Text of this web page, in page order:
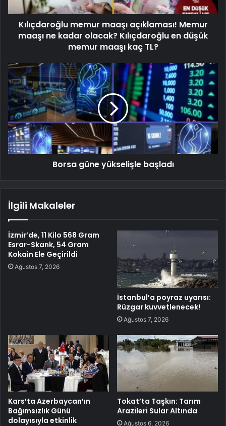
Kılıçdaroğlu memur maaşı açıklaması! Memur
maaşı ne kadar olacak? Kılıçdaroğlu en düşük
memur maaşı kaç TL?
Borsa güne yükselişle başladı
İlgili Makaleler
İzmir’de, 11 Kilo 568 Gram
Esrar-Skank, 54 Gram
Kokain Ele Geçirildi
Ağustos 7, 2026
İstanbul’a poyraz uyarısı:
Rüzgar kuvvetlenecek!
Ağustos 7, 2026
Kars’ta Azerbaycan’ın
Bağımsızlık Günü
dolayısıyla etkinlik
Tokat’ta Taşkın: Tarım
Arazileri Sular Altında
Ağustos 6, 2026